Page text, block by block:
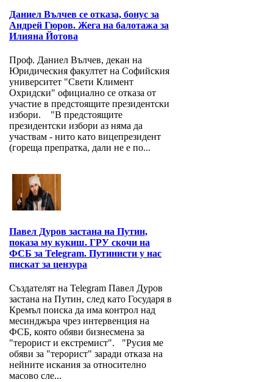
Даниел Вълчев се отказа, бонус за
Андрей Гюров. Жега на балотажа за
Илияна Йотова
Проф. Даниел Вълчев, декан на
Юридическия факултет на Софийския
университет "Свети Климент
Охридски" официално се отказа от
участие в предстоящите президентски
избори. "В предстоящите
президентски избори аз няма да
участвам - нито като вицепрезидент
(гореща препратка, дали не е по...
Павел Дуров застана на Путин,
показа му кукиш. ГРУ скочи на
ФСБ за Telegram. Путинисти у нас
пискат за цензура
Създателят на Telegram Павел Дуров
застана на Путин, след като Государя в
Кремъл поиска да има контрол над
месинджъра чрез интервенция на
ФСБ, която обяви бизнесмена за
"терорист и екстремист". "Русия ме
обяви за "терорист" заради отказа на
нейните искания за относително
масово сле...